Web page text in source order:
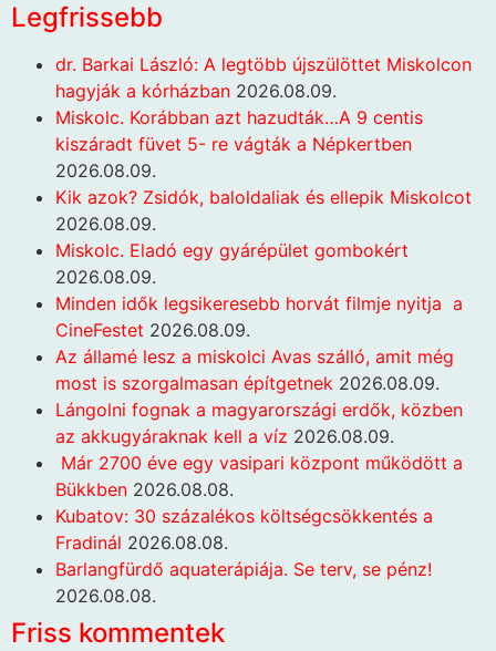
Legfrissebb
dr. Barkai László: A legtöbb újszülöttet Miskolcon
hagyják a kórházban 2026.08.09.
Miskolc. Korábban azt hazudták…A 9 centis
kiszáradt füvet 5- re vágták a Népkertben
2026.08.09.
Kik azok? Zsidók, baloldaliak és ellepik Miskolcot
2026.08.09.
Miskolc. Eladó egy gyárépület gombokért
2026.08.09.
Minden idők legsikeresebb horvát filmje nyitja a
CineFestet 2026.08.09.
Az államé lesz a miskolci Avas szálló, amit még
most is szorgalmasan építgetnek 2026.08.09.
Lángolni fognak a magyarországi erdők, közben
az akkugyáraknak kell a víz 2026.08.09.
Már 2700 éve egy vasipari központ működött a
Bükkben 2026.08.08.
Kubatov: 30 százalékos költségcsökkentés a
Fradinál 2026.08.08.
Barlangfürdő aquaterápiája. Se terv, se pénz!
2026.08.08.
Friss kommentek